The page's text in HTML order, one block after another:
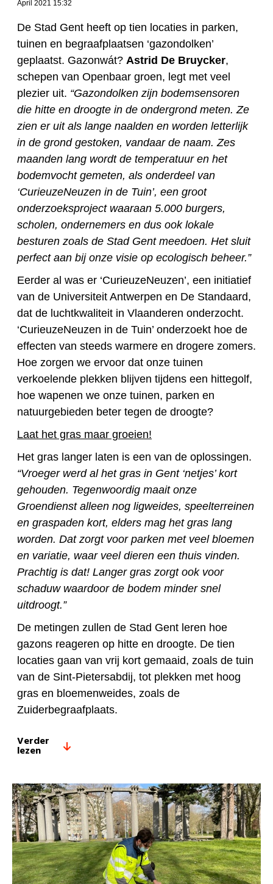
April 2021 15:32
De Stad Gent heeft op tien locaties in parken,
tuinen en begraafplaatsen ‘gazondolken’
geplaatst. Gazonwát? Astrid De Bruycker,
schepen van Openbaar groen, legt met veel
plezier uit. “Gazondolken zijn bodemsensoren
die hitte en droogte in de ondergrond meten. Ze
zien er uit als lange naalden en worden letterlijk
in de grond gestoken, vandaar de naam. Zes
maanden lang wordt de temperatuur en het
bodemvocht gemeten, als onderdeel van
‘CurieuzeNeuzen in de Tuin’, een groot
onderzoeksproject waaraan 5.000 burgers,
scholen, ondernemers en dus ook lokale
besturen zoals de Stad Gent meedoen. Het sluit
perfect aan bij onze visie op ecologisch beheer.”
Eerder al was er ‘CurieuzeNeuzen’, een initiatief
van de Universiteit Antwerpen en De Standaard,
dat de luchtkwaliteit in Vlaanderen onderzocht.
‘CurieuzeNeuzen in de Tuin’ onderzoekt hoe de
effecten van steeds warmere en drogere zomers.
Hoe zorgen we ervoor dat onze tuinen
verkoelende plekken blijven tijdens een hittegolf,
hoe wapenen we onze tuinen, parken en
natuurgebieden beter tegen de droogte?
Laat het gras maar groeien!
Het gras langer laten is een van de oplossingen.
“Vroeger werd al het gras in Gent ‘netjes’ kort
gehouden. Tegenwoordig maait onze
Groendienst alleen nog ligweides, speelterreinen
en graspaden kort, elders mag het gras lang
worden. Dat zorgt voor parken met veel bloemen
en variatie, waar veel dieren een thuis vinden.
Prachtig is dat! Langer gras zorgt ook voor
schaduw waardoor de bodem minder snel
uitdroogt.”
De metingen zullen de Stad Gent leren hoe
gazons reageren op hitte en droogte. De tien
locaties gaan van vrij kort gemaaid, zoals de tuin
van de Sint-Pietersabdij, tot plekken met hoog
gras en bloemenweides, zoals de
Zuiderbegraafplaats.
Verder
lezen